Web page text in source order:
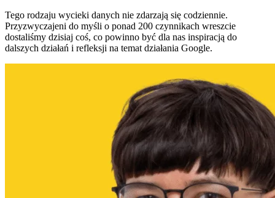
Tego rodzaju wycieki danych nie zdarzają się codziennie.
Przyzwyczajeni do myśli o ponad 200 czynnikach wreszcie
dostaliśmy dzisiaj coś, co powinno być dla nas inspiracją do
dalszych działań i refleksji na temat działania Google.